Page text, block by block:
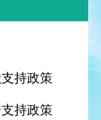
持政策
持政策